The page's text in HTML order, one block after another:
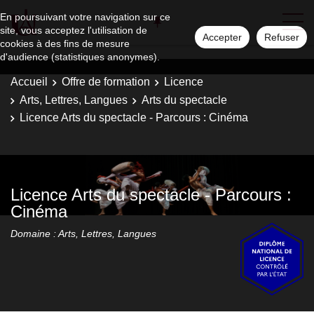
En poursuivant votre navigation sur ce
site, vous acceptez l'utilisation de
cookies à des fins de mesure
d'audience (statistiques anonymes).
Accepter Refuser
Accueil Offre de formation
Licence
Arts, Lettres, Langues
Arts du spectacle
Licence Arts du spectacle - Parcours : Cinéma
Licence Arts du spectacle - Parcours :
Cinéma
Domaine : Arts, Lettres, Langues